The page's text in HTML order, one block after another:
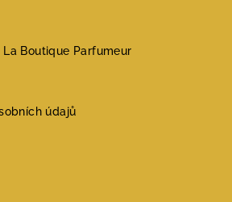
Boutique Parfumeur
údajů